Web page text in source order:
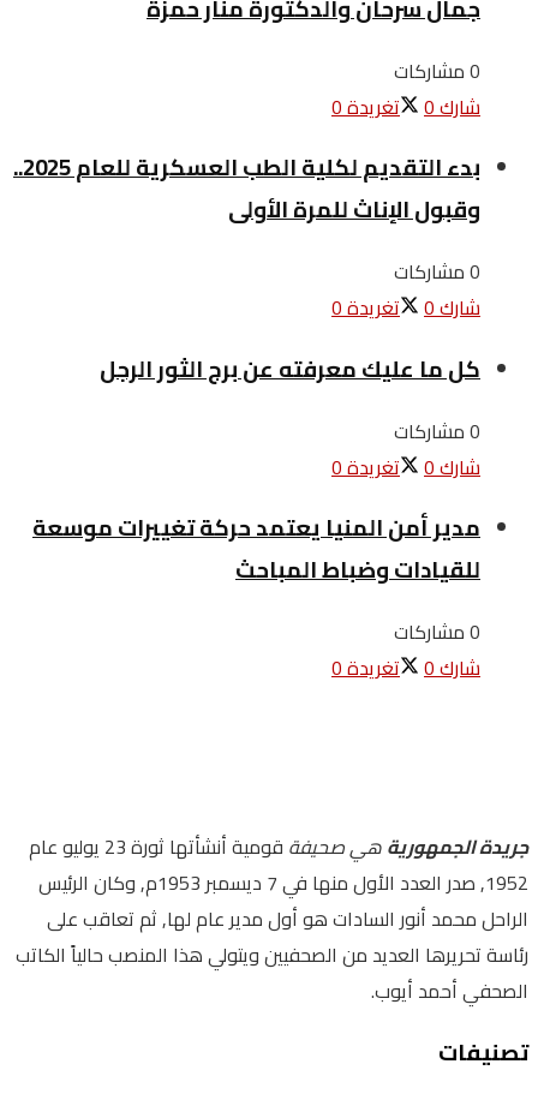
جمال سرحان والدكتورة منار حمزة
0 مشاركات
شارك0 تغريدة0
بدء التقديم لكلية الطب العسكرية للعام 2025..
وقبول الإناث للمرة الأولى
0 مشاركات
شارك0 تغريدة0
كل ما عليك معرفته عن برج الثور الرجل
0 مشاركات
شارك0 تغريدة0
مدير أمن المنيا يعتمد حركة تغييرات موسعة
للقيادات وضباط المباحث
0 مشاركات
شارك0 تغريدة0
جريدة الجمهوريةهي صحيفة
قومية أنشأتها ثورة 23 يوليو عام
1952, صدر العدد الأول منها في 7 ديسمبر 1953م, وكان الرئيس
الراحل محمد أنور السادات هو أول مدير عام لها, ثم تعاقب على
رئاسة تحريرها العديد من الصحفيين ويتولي هذا المنصب حالياً الكاتب
الصحفي أحمد أيوب.
تصنيفات